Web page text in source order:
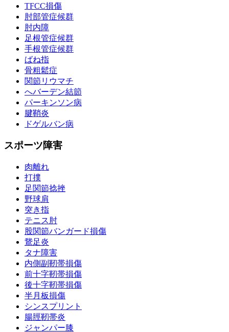
TFCC損傷
肘部管症候群
肘内障
足根管症候群
手根管症候群
ばね指
骨粗鬆症
関節リウマチ
へバーデン結節
パーキンソン病
腱鞘炎
ドゲルバン病
スポーツ障害
肉離れ
打撲
足関節捻挫
野球肩
突き指
テニス肘
股関節バンガード損傷
鵞足炎
タナ障害
内側副靭帯損傷
前十字靭帯損傷
後十字靭帯損傷
半月板損傷
シンスプリント
腸脛靭帯炎
ジャンパー膝